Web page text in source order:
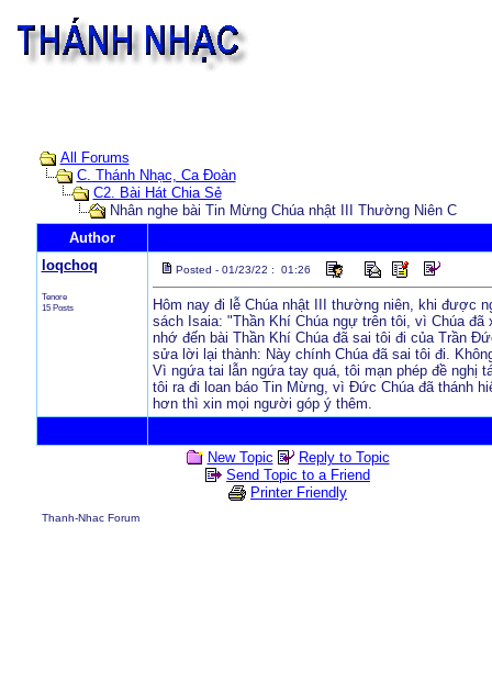
All Forums
C. Thánh Nhạc, Ca Đoàn
C2. Bài Hát Chia Sẻ
Nhân nghe bài Tin Mừng Chúa nhật III Thường Niên C
Author
loqchoq
Tenore
15 Posts
Posted - 01/23/22 : 01:26
Hôm nay đi lễ Chúa nhật III thường niên, khi được
sách Isaia: "Thần Khí Chúa ngự trên tôi, vì Chúa
nhớ đến bài Thần Khí Chúa đã sai tôi đi của Trần
sửa lời lại thành: Này chính Chúa đã sai tôi đi.
Vì ngứa tai lẫn ngứa tay quá, tôi mạn phép đề
tôi ra đi loan báo Tin Mừng, vì Đức Chúa đã thánh
hơn thì xin mọi người góp ý thêm.
New Topic
Reply to Topic
Send Topic to a Friend
Printer Friendly
Thanh-Nhac Forum